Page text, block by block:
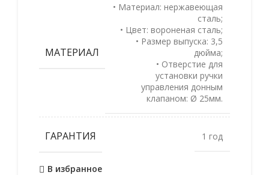
МАТЕРИАЛ
• Материал: нержавеющая
сталь;
• Цвет: вороненая сталь;
• Размер выпуска: 3,5
дюйма;
• Отверстие для
установки ручки
управления донным
клапаном: Ø 25мм.
ГАРАНТИЯ 1 год
В избранное